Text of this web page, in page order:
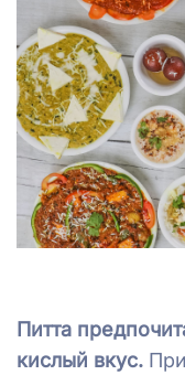
Питта
кислый вкус.